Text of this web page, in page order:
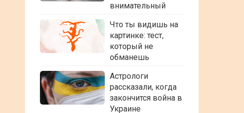
внимательный
Что ты видишь на
картинке: тест,
который не
обманешь
Астрологи
рассказали, когда
закончится война в
Украине